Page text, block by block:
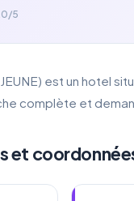
5
JEUNE) est un hotel
complète et
et